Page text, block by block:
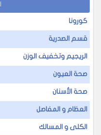
كورونا
قسم الصدرية
الريجيم وتخفيف الوزن
صحة العيون
صحة الأسنان
العظام و المفاصل
الكلى و المسالك